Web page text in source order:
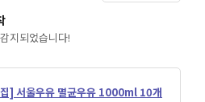
지되었습니다!
] 서울우유 멸균우유 1000ml 10개